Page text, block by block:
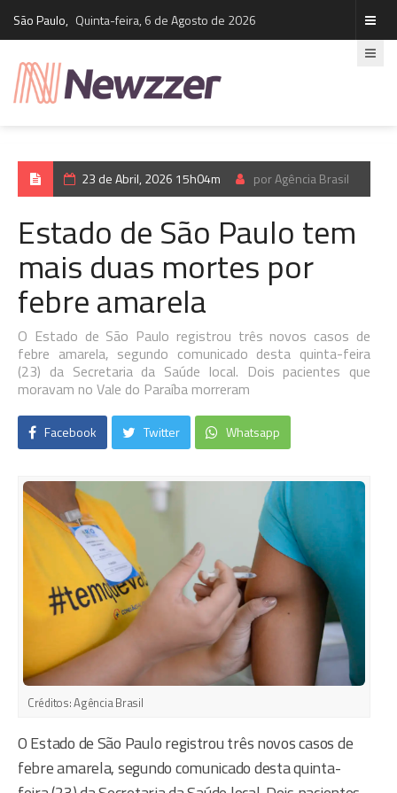
São Paulo, Quinta-feira, 6 de Agosto de 2026
23 de Abril, 2026 15h04m por Agência Brasil
Estado de São Paulo tem
mais duas mortes por
febre amarela
O Estado de São Paulo registrou três novos casos de
febre amarela, segundo comunicado desta quinta-feira
(23) da Secretaria da Saúde local. Dois pacientes que
moravam no Vale do Paraíba morreram
Facebook Twitter Whatsapp
Créditos:Agência Brasil
O Estado de São Paulo registrou três novos casos de
febre amarela, segundo comunicado desta quinta-